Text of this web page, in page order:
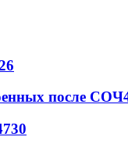
после СОЧ